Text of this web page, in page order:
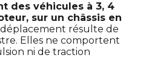
des véhicules à 3, 4
sur un châssis en
déplacement résulte de
Elles ne comportent
ni de traction